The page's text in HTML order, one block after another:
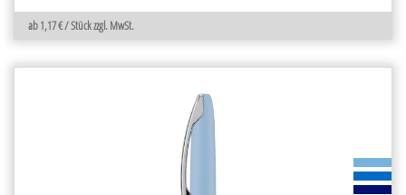
ab 1,17 € / Stück zzgl. MwSt.